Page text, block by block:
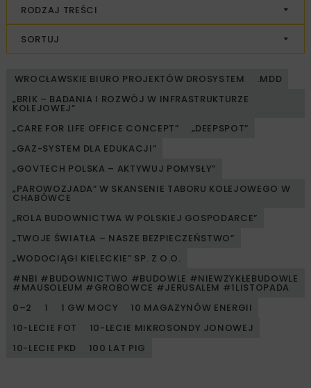
RODZAJ TREŚCI
SORTUJ
WROCŁAWSKIE BIURO PROJEKTÓW DROSYSTEM
.MDD
„BRIK – BADANIA I ROZWÓJ W INFRASTRUKTURZE
KOLEJOWEJ”
„CARE FOR LIFE OFFICE CONCEPT”
„DEEPSPOT”
„GAZ-SYSTEM DLA EDUKACJI”
„GOVTECH POLSKA – AKTYWUJ POMYSŁY”
„PAROWOZJADA” W SKANSENIE TABORU KOLEJOWEGO W
CHABÓWCE
„ROLA BUDOWNICTWA W POLSKIEJ GOSPODARCE”
„TWOJE ŚWIATŁA – NASZE BEZPIECZEŃSTWO”
„WODOCIĄGI KIELECKIE” SP. Z O.O.
#NBI #BUDOWNICTWO #BUDOWLE #NIEWZYKŁEBUDOWLE
#MAUSOLEUM #GROBOWCE #JERUSALEM #1LISTOPADA
0–2
1 1 GW MOCY
10 MAGAZYNÓW ENERGII
10-LECIE FOT
10-LECIE MIKROSONDY JONOWEJ
10-LECIE PKD
100 LAT PIG